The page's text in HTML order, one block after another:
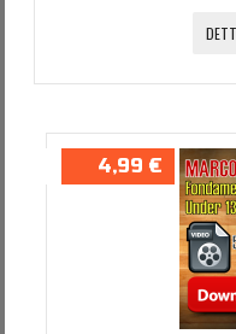
4,99 €